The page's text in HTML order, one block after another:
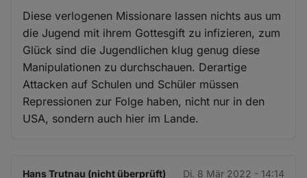
Diese verlogenen Missionare lassen nichts aus um
die Jugend mit ihrem Gottesgift zu infizieren, zum
Glück sind die Jugendlichen klug genug diese
Manipulationen zu durchschauen. Derartige
Attacken auf Schulen und Schüler müssen
Repressionen zur Folge haben, nicht nur in den
USA, sondern auch hier im Lande.
Hans Trutnau (nicht überprüft) Di. 8 Mär 2022 - 14:14